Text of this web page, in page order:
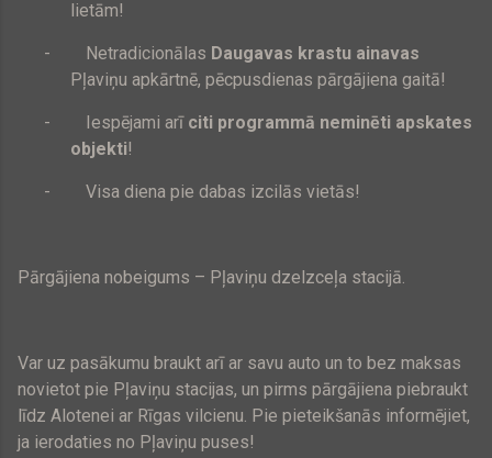
lietām!
- Netradicionālas Daugavas krastu ainavas
Pļaviņu apkārtnē, pēcpusdienas pārgājiena gaitā!
- Iespējami arī citi programmā neminēti apskates
objekti!
- Visa diena pie dabas izcilās vietās!
Pārgājiena nobeigums – Pļaviņu dzelzceļa stacijā.
Var uz pasākumu braukt arī ar savu auto un to bez maksas
novietot pie Pļaviņu stacijas, un pirms pārgājiena piebraukt
līdz Alotenei ar Rīgas vilcienu. Pie pieteikšanās informējiet,
ja ierodaties no Pļaviņu puses!